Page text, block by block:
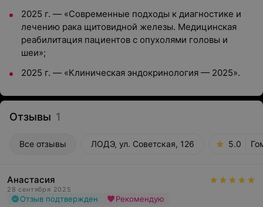
2025 г. — «Современные подходы к диагностике и
лечению рака щитовидной железы. Медицинская
реабилитация пациентов с опухолями головы и
шеи»;
2025 г. — «Клиническая эндокринология — 2025».
Отзывы 1
Все отзывы ЛОДЭ, ул. Советская, 126 5.0
Анастасия
28 сентября 2025
Отзыв подтвержден Рекомендую